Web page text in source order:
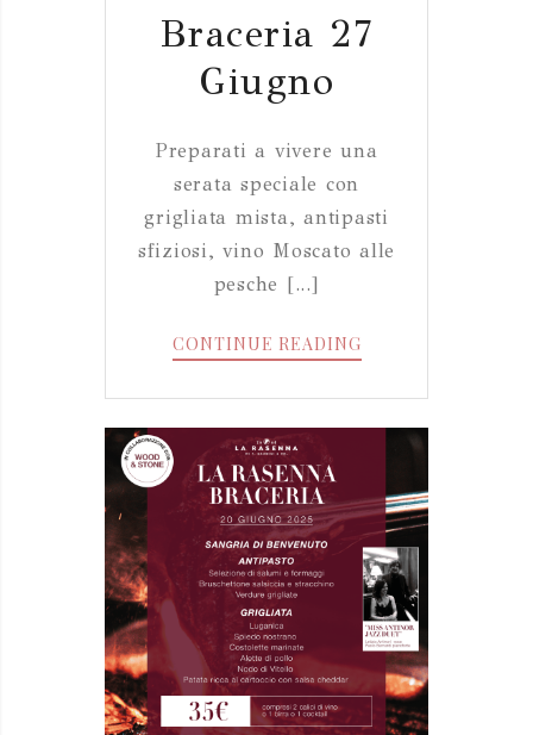
Braceria 27
Giugno
Preparati a vivere una
serata speciale con
grigliata mista, antipasti
sfiziosi, vino Moscato alle
pesche [...]
CONTINUE READINGBRACERIA
GIUGNO